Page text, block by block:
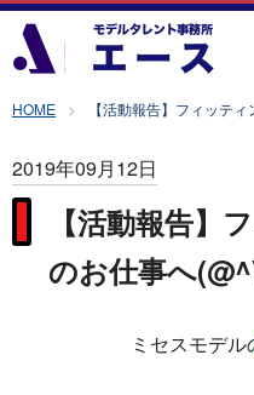
HOME 【活動報告】フィッテ
2019年09月12日
【活動報告】
のお仕事へ
ミセスモデル